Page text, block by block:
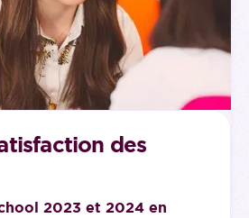
des
2023 et 2024 en